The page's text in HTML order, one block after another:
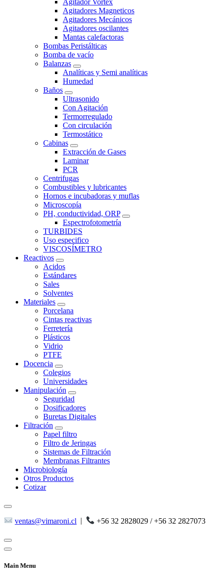
Agitador Vortex
Agitadores Magneticos
Agitadores Mecánicos
Agitadores oscilantes
Mantas calefactoras
Bombas Peristálticas
Bomba de vacío
Balanzas
Analíticas y Semi analíticas
Humedad
Baños
Ultrasonido
Con Agitación
Termorregulado
Con circulación
Termostático
Cabinas
Extracción de Gases
Laminar
PCR
Centrifugas
Combustibles y lubricantes
Hornos e incubadoras y muflas
Microscopía
PH, conductividad, ORP
Espectrofotometría
TURBIDES
Uso especifico
VISCOSÍMETRO
Reactivos
Acidos
Estándares
Sales
Solventes
Materiales
Porcelana
Cintas reactivas
Ferretería
Plásticos
Vidrio
PTFE
Docencia
Colegios
Universidades
Manipulación
Seguridad
Dosificadores
Buretas Digitales
Filtración
Papel filtro
Filtro de Jeringas
Sistemas de Filtración
Membranas Filtrantes
Microbiología
Otros Productos
Cotizar
ventas@vimaroni.cl +56 32 2828029 / +56 32 2827073
Main Menu